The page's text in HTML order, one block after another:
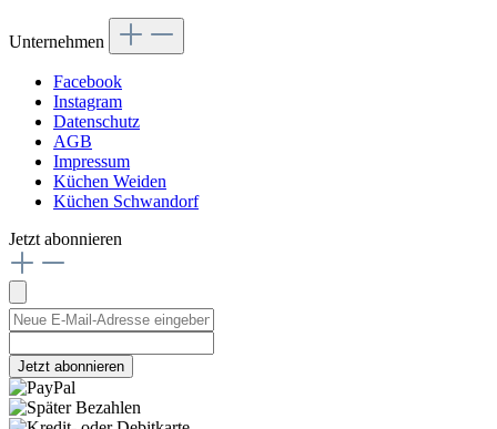
Unternehmen
Facebook
Instagram
Datenschutz
AGB
Impressum
Küchen Weiden
Küchen Schwandorf
Jetzt abonnieren
Jetzt abonnieren